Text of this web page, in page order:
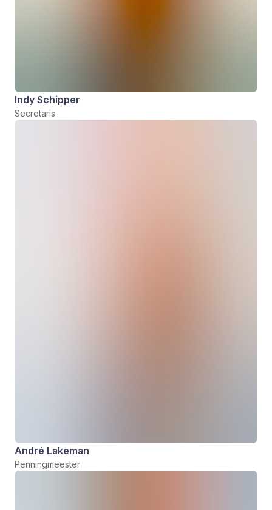
Indy Schipper
Secretaris
André Lakeman
Penningmeester